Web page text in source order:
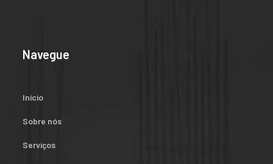
Navegue
Inicio
Sobre nós
Serviços